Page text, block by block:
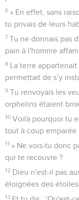
6 » En effet, sans
tu privais de leurs
7 Tu ne donnais pas
pain à l'homme
8 La terre
permettait de s’y
9 Tu renvoyais les
orphelins étaient
10 Voilà pourquoi tu
tout à coup emparée
11 » Ne vois-tu donc
qui te recouvre ?
12 Dieu n'est-il pas
éloignées des
13